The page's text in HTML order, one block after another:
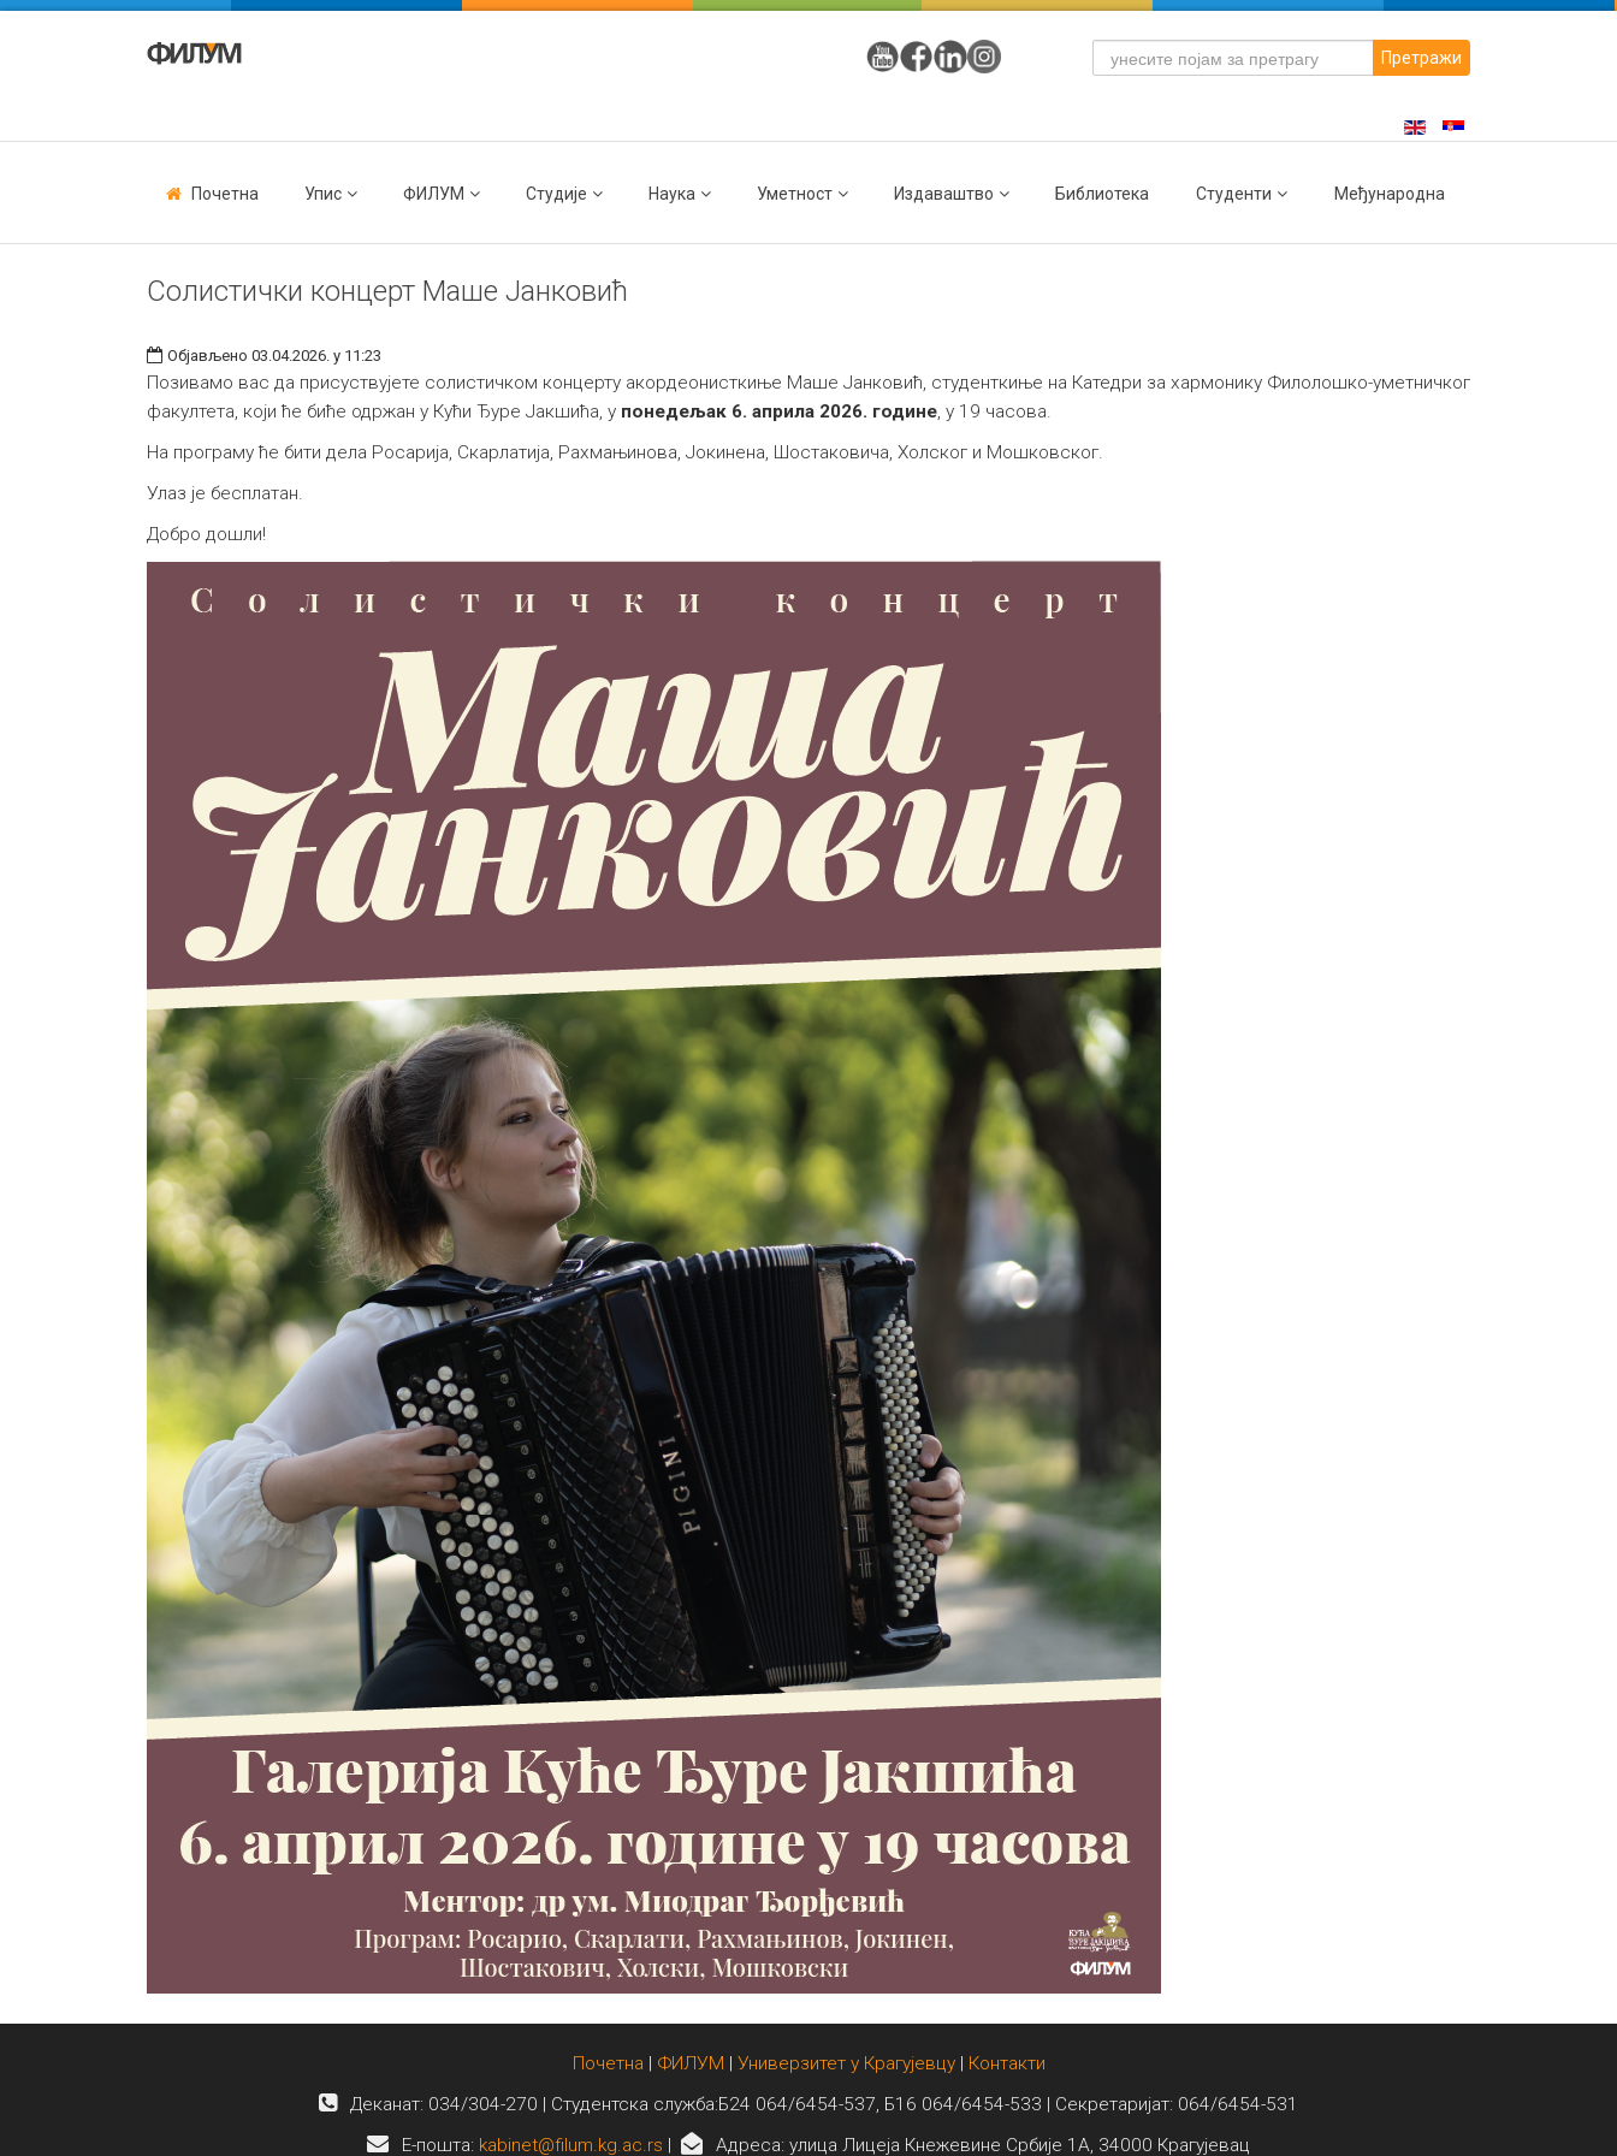
Претражи
Почетна Упис ФИЛУМ Студије Наука Уметност Издаваштво Библиотека Студенти Међународна
Солистички концерт Маше Јанковић
Објављено 03.04.2026. у 11:23
Позивамо вас да присуствујете солистичком концерту акордеонисткиње Маше Јанковић, студенткиње на Катедри за хармонику Филолошко-уметничког
факултета, који ће биће одржан у Кући Ђуре Јакшића, у понедељак 6. априла 2026. године, у 19 часова.
На програму ће бити дела Росарија, Скарлатија, Рахмањинова, Јокинена, Шостаковича, Холског и Мошковског.
Улаз је бесплатан.
Добро дошли!
Почетна | ФИЛУМ | Универзитет у Крагујевцу| Контакти
Деканат: 034/304-270 | Студентска служба:Б24 064/6454-537, Б16 064/6454-533 | Секретаријат: 064/6454-531
E-пошта: kabinet@filum.kg.ac.rs | Адреса: улица Лицеја Кнежевине Србије 1А, 34000 Крагујевац